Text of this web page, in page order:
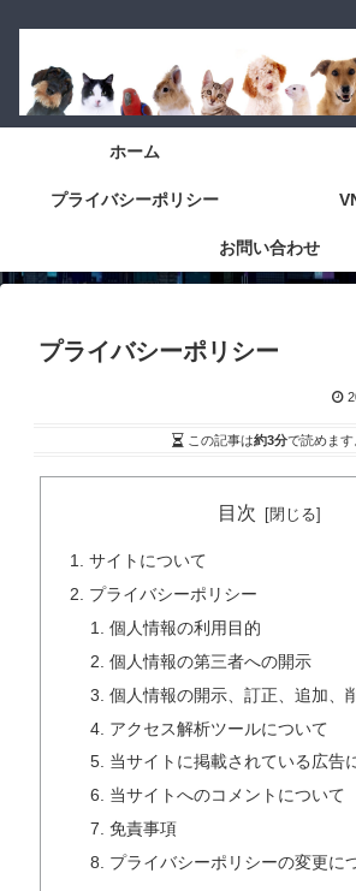
ホーム
プライバシーポリシー
お問い合わせ
プライバシーポリシー
この記事は約3分で読めます
目次
サイトについて
プライバシーポリシー
個人情報の利用目的
個人情報の第三者への開示
個人情報の開示、訂正、追加、
アクセス解析ツールについて
当サイトに掲載されている広告
当サイトへのコメントについて
免責事項
プライバシーポリシーの変更に